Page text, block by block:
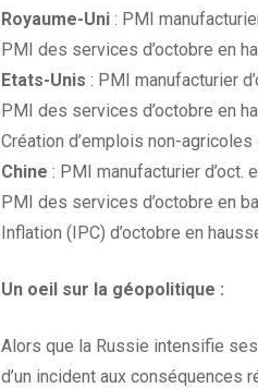
Royaume-Uni : PMI
PMI des services d’octobre en
Etats-Unis : PMI manufacturier
PMI des services d’octobre en
Création d’emplois non-
Chine : PMI manufacturier
PMI des services d’octobre en
Inflation (IPC) d’octobre en
Un oeil sur la géopolitique :
Alors que la Russie intensifie
d’un incident aux conséquences